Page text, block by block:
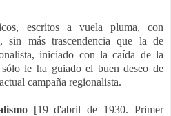
escritos a vuela pluma, con
sin más trascendencia que la de
iniciado con la caída de la
le ha guiado el buen deseo de
campaña regionalista.
[19 d'abril de 1930. Primer